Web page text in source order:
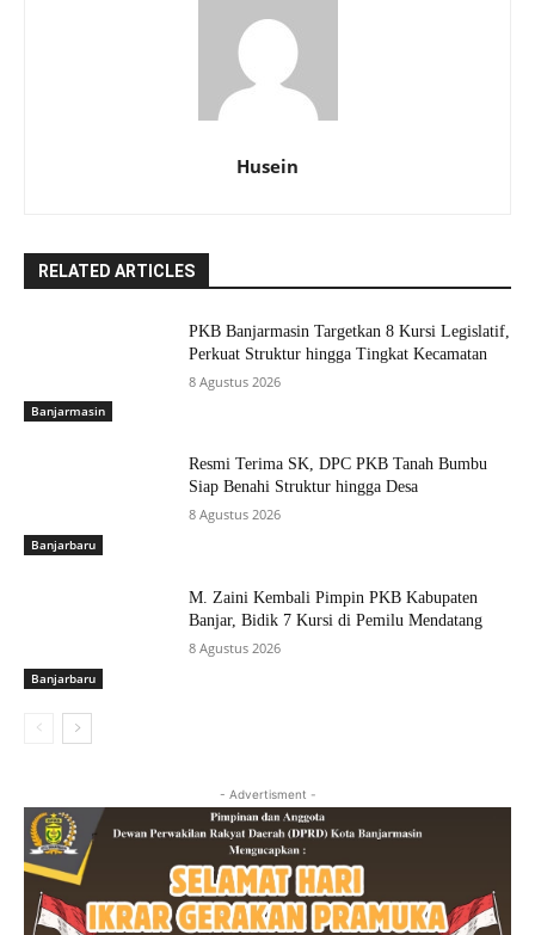
Husein
RELATED ARTICLES
Banjarmasin
PKB Banjarmasin Targetkan 8 Kursi Legislatif,
Perkuat Struktur hingga Tingkat Kecamatan
8 Agustus 2026
Banjarbaru
Resmi Terima SK, DPC PKB Tanah Bumbu
Siap Benahi Struktur hingga Desa
8 Agustus 2026
Banjarbaru
M. Zaini Kembali Pimpin PKB Kabupaten
Banjar, Bidik 7 Kursi di Pemilu Mendatang
8 Agustus 2026
- Advertisment -